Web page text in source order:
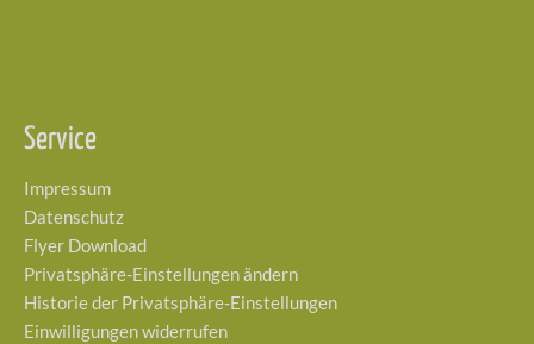
Service
Impressum
Datenschutz
Flyer Download
Privatsphäre-Einstellungen ändern
Historie der Privatsphäre-Einstellungen
Einwilligungen widerrufen